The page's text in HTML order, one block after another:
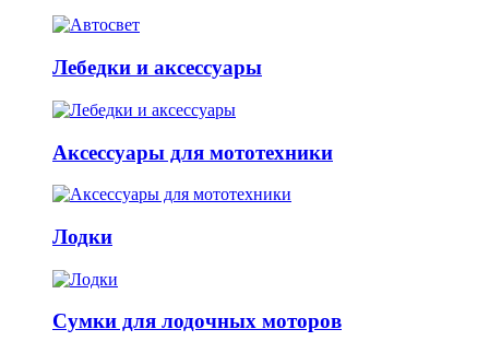
Лебедки и аксессуары
Аксессуары для мототехники
Лодки
Сумки для лодочных моторов